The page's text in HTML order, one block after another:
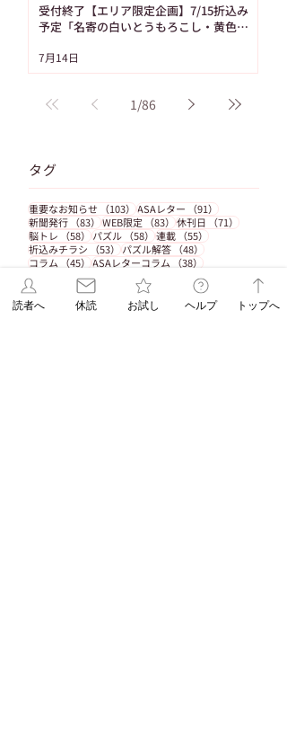
受付終了【エリア限定企画】7/15折込み
予定「名寄の白いとうもろこし・黄色い
7月14日
1 /86
タグ
重要なお知らせ （103） 103件の記事
ASAレター （91） 91件の記事
新聞発行 （83） 83件の記事
WEB限定 （83） 83件の記事
休刊日 （71） 71件の記事
脳トレ
（58） 58件の記事
パズル （58） 58件の記事
連載 （55） 55件の記事
折込みチラシ
（53） 53件の記事
パズル解答 （48） 48件の記事
コラム
（45） 45件の記事
ASAレターコラム （38） 38件の記事
自由が丘ペット特集
（32） （31）
EduA
（31）31件の記事
教育 （31）31件の記事
教育情報 （29）
29件の記事
入試改革
（29） 29件の記事
ペットショップ （25） 25件の記事
25件の記事 23件の記事
22件の
読者へ 休読 お試し ヘルプ トップへ